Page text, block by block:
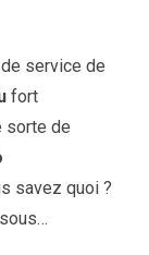
service de
fort
sorte de
savez quoi ?